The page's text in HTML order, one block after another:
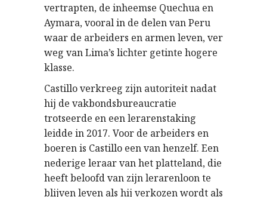
vertrapten, de inheemse Quechua en
Aymara, vooral in de delen van Peru
waar de arbeiders en armen leven, ver
weg van Lima’s lichter getinte hogere
klasse.
Castillo verkreeg zijn autoriteit nadat
hij de vakbondsbureaucratie
trotseerde en een lerarenstaking
leidde in 2017. Voor de arbeiders en
boeren is Castillo een van henzelf. Een
nederige leraar van het platteland, die
heeft beloofd van zijn lerarenloon te
blijven leven als hij verkozen wordt als